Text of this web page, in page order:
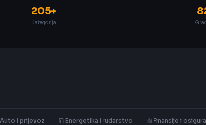
205+
Kategorija
Auto i prijevoz Energetika i rudarstvo Finansije i